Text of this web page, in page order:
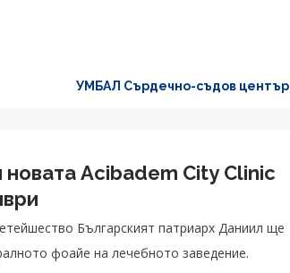
УМБАЛ Сърдечно-съдов център
City Clinic
Българският патриарх Даниил ще
фоайе на лечебното заведение.